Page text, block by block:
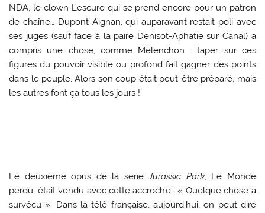
NDA, le clown Lescure qui se prend encore pour un patron
de chaîne… Dupont-Aignan, qui auparavant restait poli avec
ses juges (sauf face à la paire Denisot-Aphatie sur Canal) a
compris une chose, comme Mélenchon : taper sur ces
figures du pouvoir visible ou profond fait gagner des points
dans le peuple. Alors son coup était peut-être préparé, mais
les autres font ça tous les jours !
Le deuxième opus de la sérieJurassic Park, Le Monde
perdu, était vendu avec cette accroche : « Quelque chose a
survécu ». Dans la télé française, aujourd’hui, on peut dire